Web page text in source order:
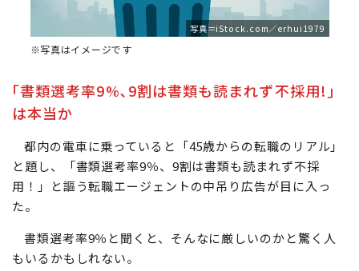
写真＝iStock.com／erhui1979
※写真はイメージです
｢書類選考率9%､9割は書類も読まれず不採用!｣
は本当か
都内の電車に乗っていると「45歳からの転職のリアル」
と題し、「書類選考率9％、9割は書類も読まれず不採
用！」と謳う転職エージェントの中吊り広告が目に入っ
た。
書類選考率9％と聞くと、そんなに厳しいのかと驚く人
もいるかもしれない。